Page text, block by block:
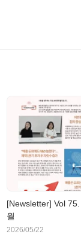
[Newsletter] Vol
월
2026/05/22